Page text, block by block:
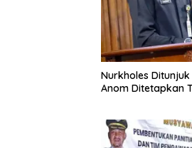
Nurkholes
Anom Ditetapkan